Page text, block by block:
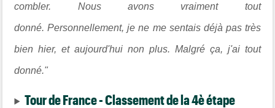
combler. Nous avons vraiment tout
donné. Personnellement, je ne me sentais déjà pas très
bien hier, et aujourd'hui non plus. Malgré ça, j'ai tout
donné."
Tour de France - Classement de la 4è étape